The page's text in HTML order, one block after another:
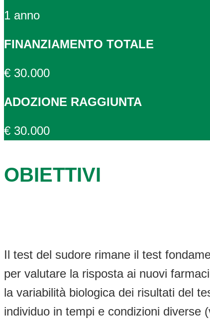
1 anno
FINANZIAMENTO TOTALE
€ 30.000
ADOZIONE RAGGIUNTA
€ 30.000
OBIETTIVI
Il test del sudore rimane il test
per valutare la risposta ai nuovi
la variabilità biologica dei risultati del
individuo in tempi e condizioni diverse